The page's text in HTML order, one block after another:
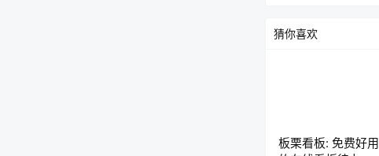
猜你喜欢
板栗看板: 免费好用